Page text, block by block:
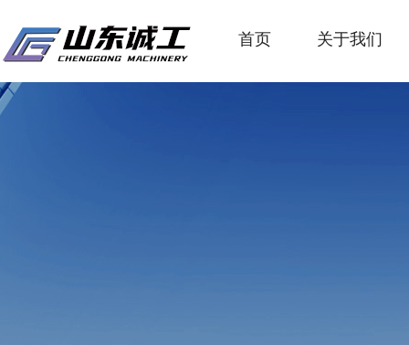
首页 关于我们